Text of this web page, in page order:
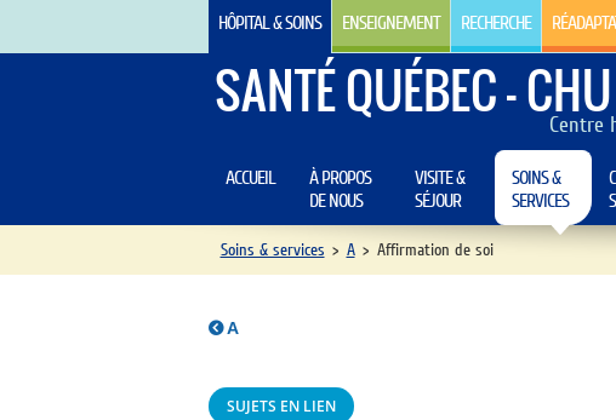
HÔPITAL & SOINS ENSEIGNEMENT RECHERCHE
SANTÉ QUÉBEC - Centre
ACCUEIL
À PROPOS
DE NOUS
VISITE &
SÉJOUR
SOINS &
SERVICES
Soins & services > A > Affirmation de soi
A
SUJETS EN LIEN